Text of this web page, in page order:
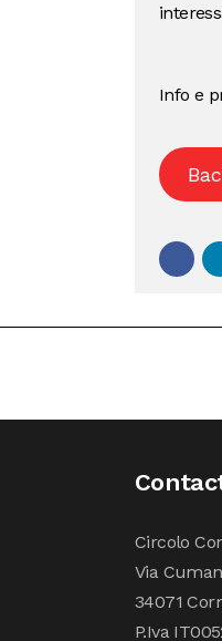
Info e
Circolo
Via
34071
P.Iva